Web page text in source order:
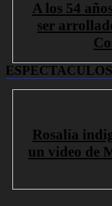
A los 54
ser
ESPECTACULOS
Rosalía
un video de